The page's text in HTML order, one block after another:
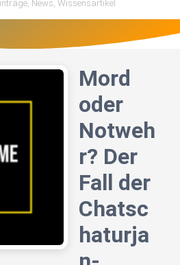
Mord
oder
Notweh
r? Der
Fall der
Chatsc
haturja